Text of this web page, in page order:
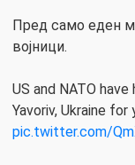
Пред само еден
војници.
US and NATO
Yavoriv, Ukraine
pic.twitter.com/